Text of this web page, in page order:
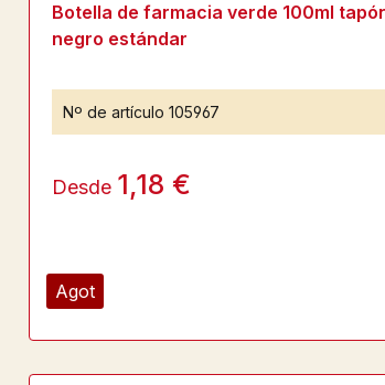
Agot
Botella de farmacia verde 100ml
negro estándar
Nº de artículo 105967
Desde 1,18 €